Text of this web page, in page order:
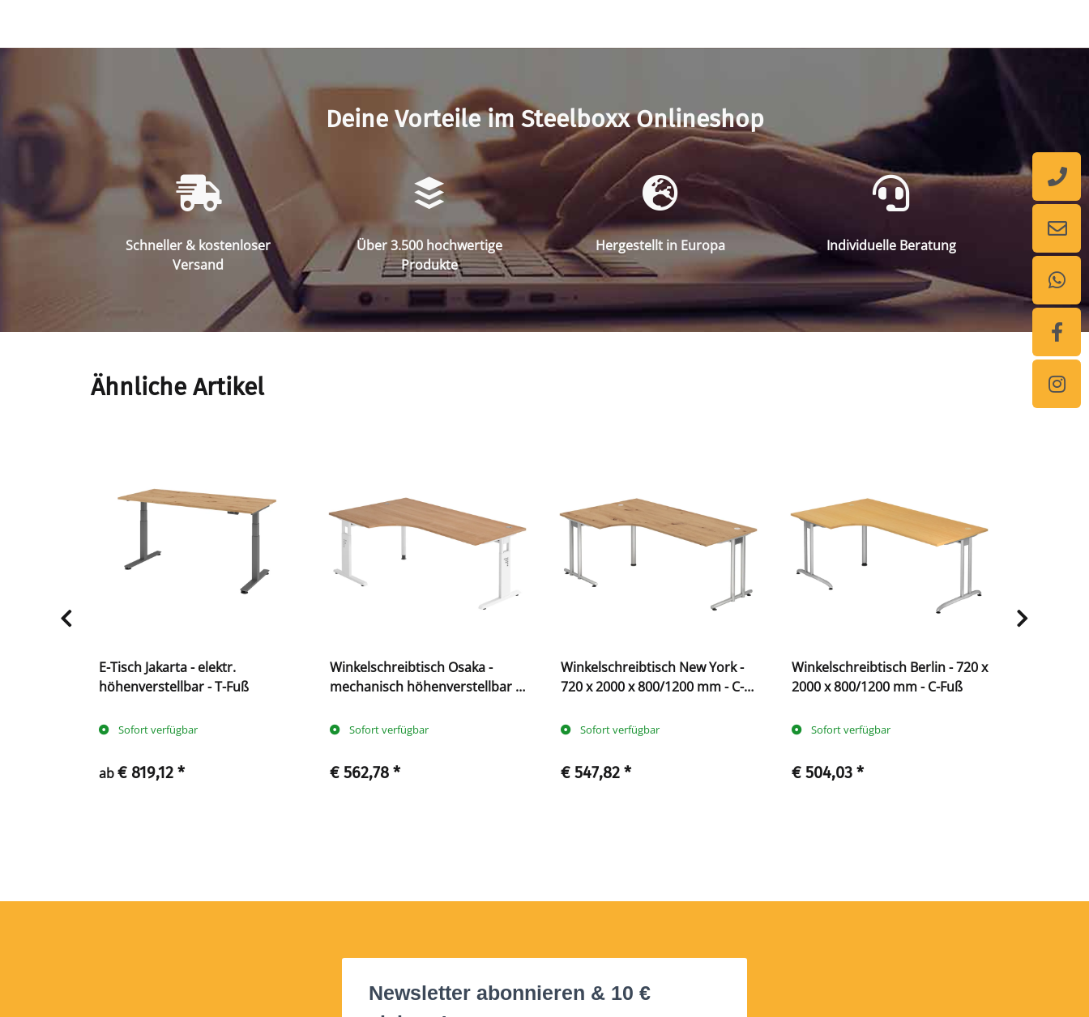
Deine Vorteile im Steelboxx Onlineshop
Schneller & kostenloser
Versand
Über 3.500 hochwertige
Produkte
Hergestellt in Europa Individuelle Beratung
Ähnliche Artikel
E-Tisch Jakarta - elektr.
höhenverstellbar - T-Fuß
Sofort verfügbar
ab€ 819,12 *
Winkelschreibtisch Osaka -
mechanisch höhenverstellbar -
Sofort verfügbar
€ 562,78 *
Winkelschreibtisch New York -
720 x 2000 x 800/1200 mm - C-
Sofort verfügbar
€ 547,82 *
Winkelschreibtisch Berlin - 720 x
2000 x 800/1200 mm - C-Fuß
Sofort verfügbar
€ 504,03 *